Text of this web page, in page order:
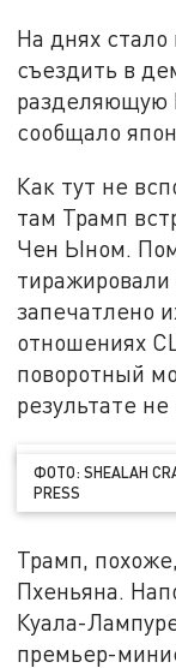
На днях стало
съездить в
сообщало
Как тут не
там Трамп
Чен Ыном.
запечатлено
отношениях
поворотный
результате
ФОТО: SHEALAH
PRESS
Трамп,
Пхеньяна.
Куала-
премьер-